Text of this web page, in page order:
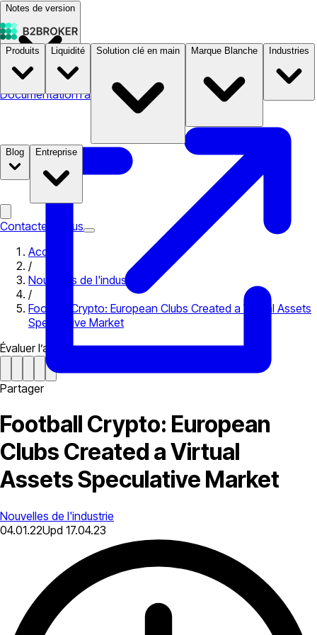
Notes de version
DocumentationTarifs B2STORE
Produits Liquidité Solution clé en main Marque Blanche Industries
Blog Entreprise
Contactez-nous
Accueil
/
Nouvelles de l'industrie
/
Football Crypto: European Clubs Created a Virtual Assets
Speculative Market
Évaluer l’article
Partager
Football Crypto: European
Clubs Created a Virtual
Assets Speculative Market
Nouvelles de l'industrie
04.01.22Upd 17.04.23